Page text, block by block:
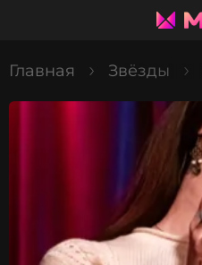
Главная Звёзды